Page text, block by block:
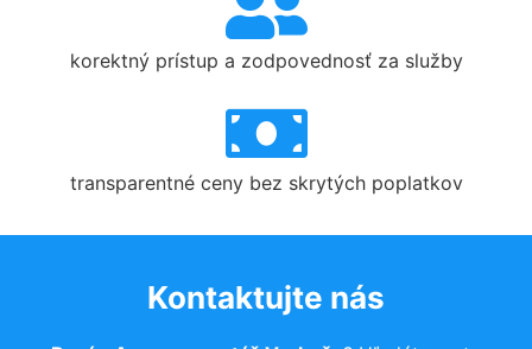
korektný prístup a zodpovednosť za služby
transparentné ceny bez skrytých poplatkov
Kontaktujte nás